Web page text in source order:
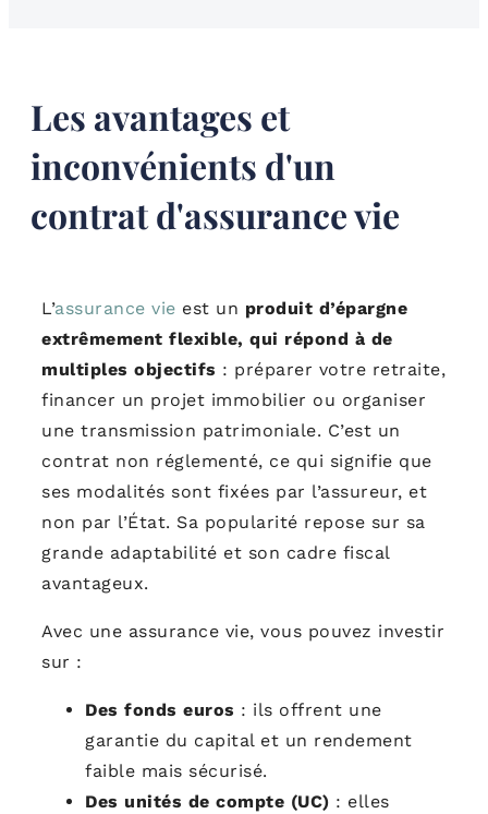
Les avantages et
inconvénients d'un
contrat d'assurance vie
L’assurance vie est un produit d’épargne
extrêmement flexible, qui répond à de
multiples objectifs : préparer votre retraite,
financer un projet immobilier ou organiser
une transmission patrimoniale. C’est un
contrat non réglementé, ce qui signifie que
ses modalités sont fixées par l’assureur, et
non par l’État. Sa popularité repose sur sa
grande adaptabilité et son cadre fiscal
avantageux.
Avec une assurance vie, vous pouvez investir
sur :
Des fonds euros : ils offrent une
garantie du capital et un rendement
faible mais sécurisé.
Des unités de compte (UC) : elles